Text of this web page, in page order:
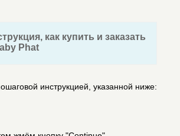
как купить и заказать
Phat
инструкцией, указанной ниже: